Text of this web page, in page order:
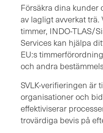
Försäkra dina kunder
av lagligt avverkat
timmer, INDO-TLAS/
Services kan hjälpa
EU:s
och andra
SVLK-verifieringen är
organisationer och
effektiviserar
trovärdiga bevis på